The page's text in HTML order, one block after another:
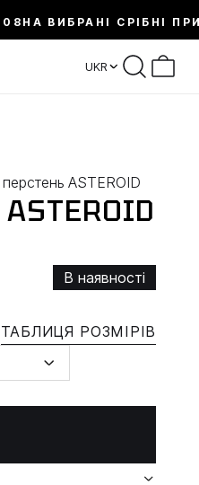
НА ВИБРАНІ СРІБНІ
UKR
ASTEROID
В наявності
ТАБЛИЦЯ РОЗМІРІВ